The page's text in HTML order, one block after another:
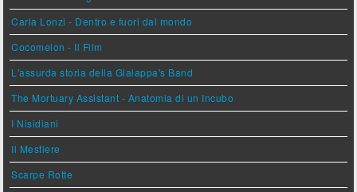
Carla Lonzi - Dentro e fuori dal mondo
Cocomelon - Il Film
L'assurda storia della Gialappa's Band
The Mortuary Assistant - Anatomia di un Incubo
I Nisidiani
Il Mestiere
Scarpe Rotte